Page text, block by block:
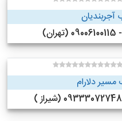
آجربندیان
مسیر دلارام
(شیراز )